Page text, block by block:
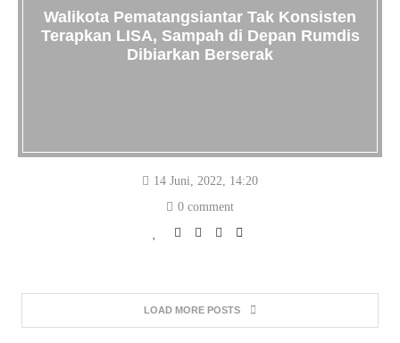
Walikota Pematangsiantar Tak Konsisten
Terapkan LISA, Sampah di Depan Rumdis
Dibiarkan Berserak
14 Juni, 2022, 14:20
0 comment
LOAD MORE POSTS